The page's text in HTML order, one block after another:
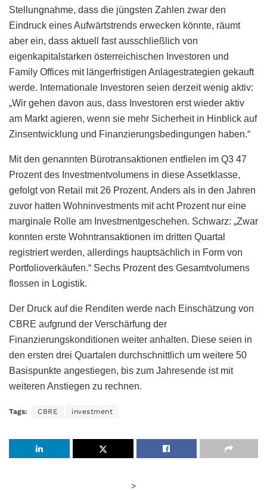
Stellungnahme, dass die jüngsten Zahlen zwar den
Eindruck eines Aufwärtstrends erwecken könnte, räumt
aber ein, dass aktuell fast ausschließlich von
eigenkapitalstarken österreichischen Investoren und
Family Offices mit längerfristigen Anlagestrategien gekauft
werde. Internationale Investoren seien derzeit wenig aktiv:
„Wir gehen davon aus, dass Investoren erst wieder aktiv
am Markt agieren, wenn sie mehr Sicherheit in Hinblick auf
Zinsentwicklung und Finanzierungsbedingungen haben.“
Mit den genannten Bürotransaktionen entfielen im Q3 47
Prozent des Investmentvolumens in diese Assetklasse,
gefolgt von Retail mit 26 Prozent. Anders als in den Jahren
zuvor hatten Wohninvestments mit acht Prozent nur eine
marginale Rolle am Investmentgeschehen. Schwarz: „Zwar
konnten erste Wohntransaktionen im dritten Quartal
registriert werden, allerdings hauptsächlich in Form von
Portfolioverkäufen.“ Sechs Prozent des Gesamtvolumens
flossen in Logistik.
Der Druck auf die Renditen werde nach Einschätzung von
CBRE aufgrund der Verschärfung der
Finanzierungskonditionen weiter anhalten. Diese seien in
den ersten drei Quartalen durchschnittlich um weitere 50
Basispunkte angestiegen, bis zum Jahresende ist mit
weiteren Anstiegen zu rechnen.
Tags: CBRE investment
>